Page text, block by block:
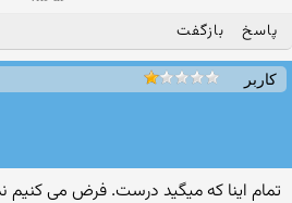
پاسخ بازگفت
کاربر
تمام اینا که میگید درست. فرض می کنیم